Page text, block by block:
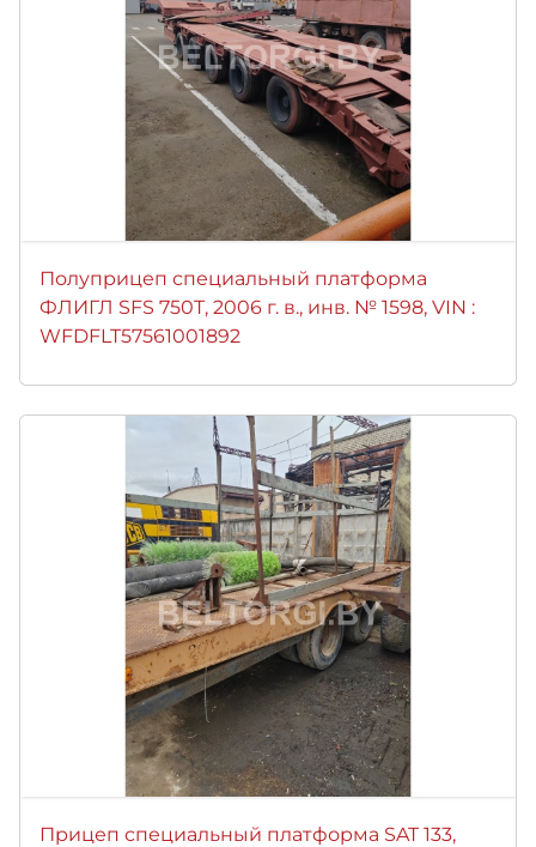
Полуприцеп специальный платформа
ФЛИГЛ SFS 750T, 2006 г. в., инв. № 1598, VIN :
WFDFLT57561001892
Прицеп специальный платформа SAT 133,